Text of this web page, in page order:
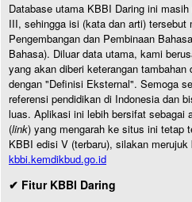
Database utama KBBI Daring ini
III, sehingga isi (kata dan arti) tersebut
Pengembangan dan Pembinaan
Bahasa). Diluar data utama, kami
yang akan diberi keterangan
dengan "Definisi Eksternal". Semoga
referensi pendidikan di Indonesia dan
luas. Aplikasi ini lebih bersifat sebagai
(link) yang mengarah ke situs ini tetap
KBBI edisi V (terbaru), silakan
kbbi.kemdikbud.go.id
✔ Fitur KBBI Daring